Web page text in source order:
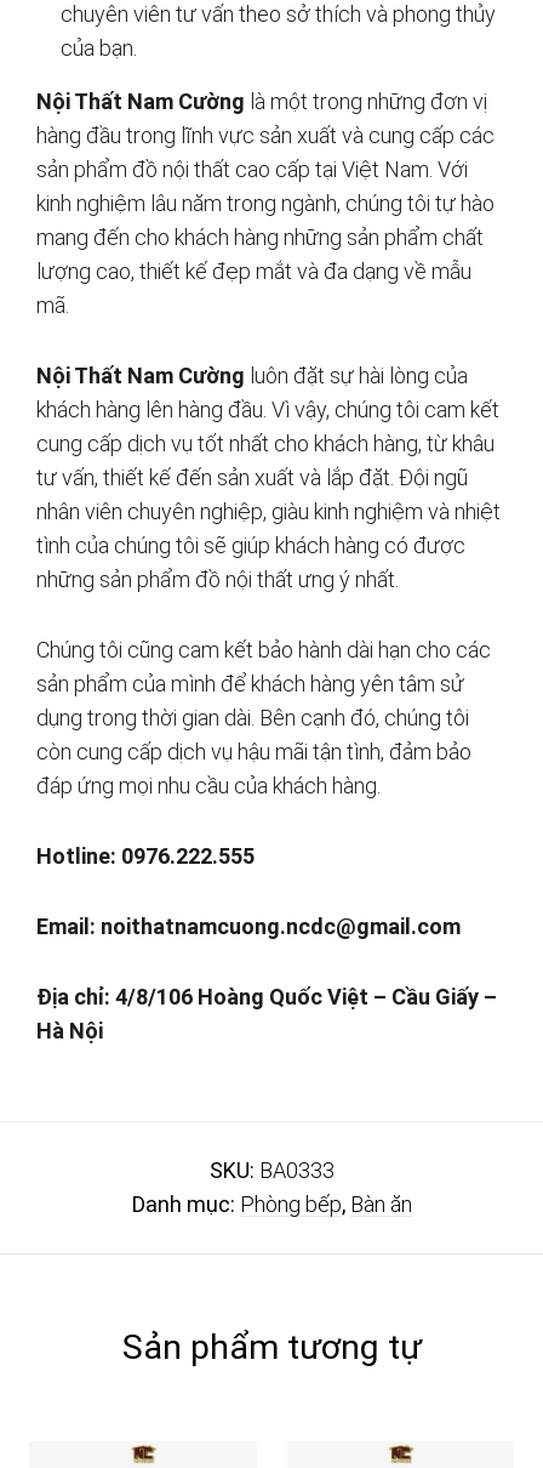
chuyên viên tư vấn theo sở thích và phong thủy
của bạn.
Nội Thất Nam Cường là một trong những đơn vị
hàng đầu trong lĩnh vực sản xuất và cung cấp các
sản phẩm đồ nội thất cao cấp tại Việt Nam. Với
kinh nghiệm lâu năm trong ngành, chúng tôi tự hào
mang đến cho khách hàng những sản phẩm chất
lượng cao, thiết kế đẹp mắt và đa dạng về mẫu
mã.
Nội Thất Nam Cường luôn đặt sự hài lòng của
khách hàng lên hàng đầu. Vì vậy, chúng tôi cam kết
cung cấp dịch vụ tốt nhất cho khách hàng, từ khâu
tư vấn, thiết kế đến sản xuất và lắp đặt. Đội ngũ
nhân viên chuyên nghiệp, giàu kinh nghiệm và nhiệt
tình của chúng tôi sẽ giúp khách hàng có được
những sản phẩm đồ nội thất ưng ý nhất.
Chúng tôi cũng cam kết bảo hành dài hạn cho các
sản phẩm của mình để khách hàng yên tâm sử
dụng trong thời gian dài. Bên cạnh đó, chúng tôi
còn cung cấp dịch vụ hậu mãi tận tình, đảm bảo
đáp ứng mọi nhu cầu của khách hàng.
Hotline: 0976.222.555
Email: noithatnamcuong.ncdc@gmail.com
Địa chỉ: 4/8/106 Hoàng Quốc Việt – Cầu Giấy –
Hà Nội
SKU: BA0333
Danh mục: Phòng bếp, Bàn ăn
Sản phẩm tương tự